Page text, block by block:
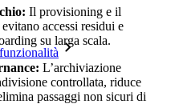
Il provisioning e il
accessi residui e
su larga scala.
L’archiviazione
controllata, riduce
passaggi non sicuri di